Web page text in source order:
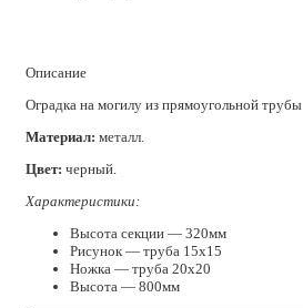
Описание
Оградка на могилу из прямоугольной трубы
Материал: металл.
Цвет: черный.
Характеристики:
Высота секции — 320мм
Рисунок — труба 15х15
Ножка — труба 20х20
Высота — 800мм